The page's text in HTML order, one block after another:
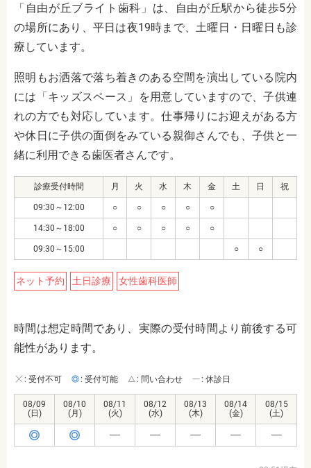
「自由が丘ブライト歯科」は、自由が丘駅から徒歩5分
の場所にあり、平日は夜19時まで、土曜日・日曜日も診
療しています。
照明もお洒落で落ち着きのある空間を演出している院内
には「キッズスペース」を用意していますので、子供連
れの方でも対応しています。仕事帰りにお迎えがある方
や休日に子供の面倒をみている親御さんでも、子供と一
緒に利用できる歯医者さんです。
診療受付時間 月 火 水 木 金 土 日 祝
09:30～12:00 ○ ○ ○ ○ ○
14:30～18:00 ○ ○ ○ ○ ○
09:30～15:00 ○ ○
ネット予約 土日診療 女性歯科医師
時間は想定時間であり、実際の受付時間より前後する可
能性があります。
: 受付不可 : 受付可能 : 問い合わせ : 休診日
08/09
(日)
08/10
(月)
08/11
(火)
08/12
(水)
08/13
(木)
08/14
(金)
08/15
(土)